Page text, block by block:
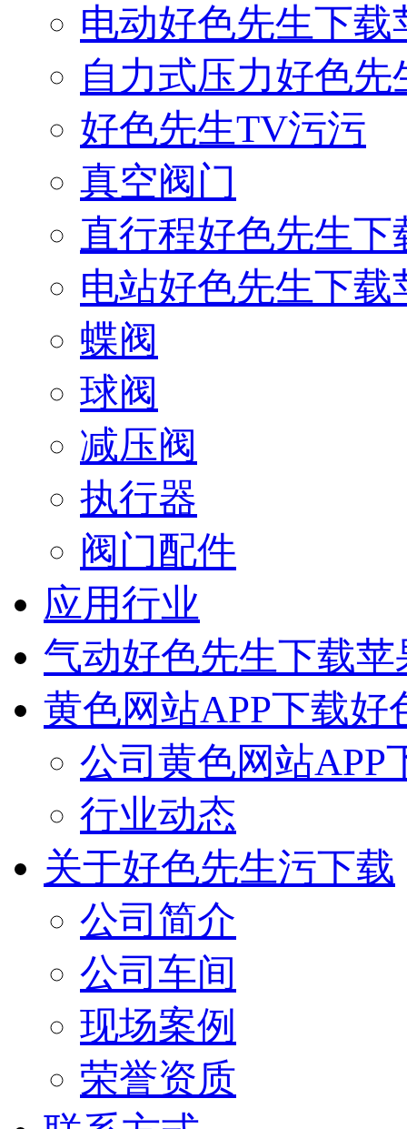
电动好色先生下
自力式压力好色
好色先生TV污污
真空阀门
直行程好色先生
电站好色先生下
蝶阀
球阀
减压阀
执行器
阀门配件
应用行业
气动好色先生下载
黄色网站APP下载好
公司黄色网站APP
行业动态
关于好色先生污下载
公司简介
公司车间
现场案例
荣誉资质